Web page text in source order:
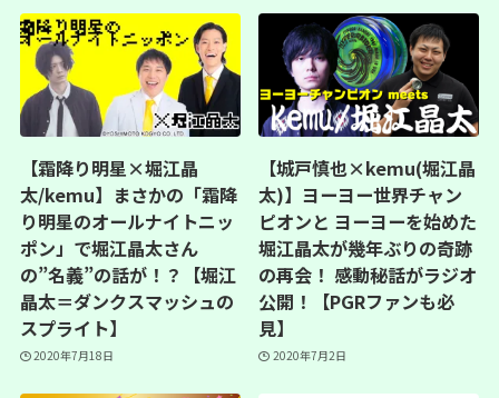
【霜降り明星×堀江晶
太/kemu】まさかの「霜降
り明星のオールナイトニッ
ポン」で堀江晶太さん
の”名義”の話が！？【堀江
晶太＝ダンクスマッシュの
スプライト】
2020年7月18日
【城戸慎也×kemu(堀江晶
太)】ヨーヨー世界チャン
ピオンと ヨーヨーを始めた
堀江晶太が幾年ぶりの奇跡
の再会！ 感動秘話がラジオ
公開！【PGRファンも必
見】
2020年7月2日